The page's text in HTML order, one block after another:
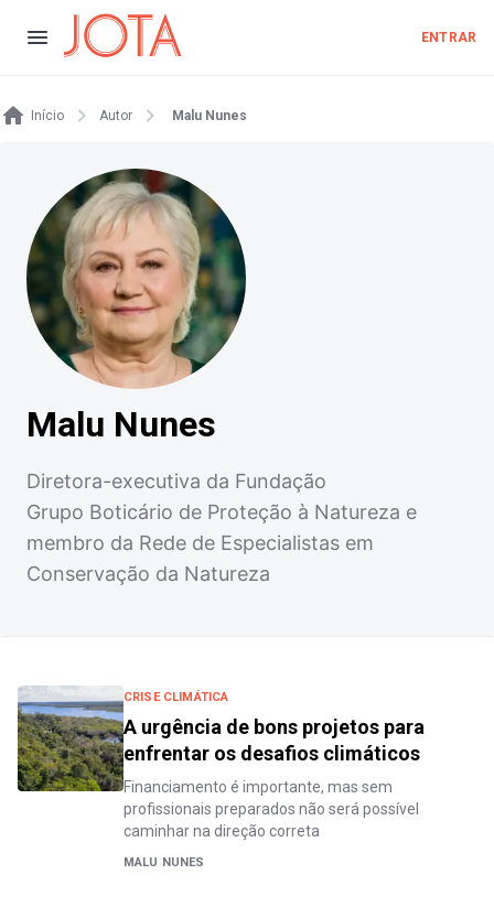
ENTRAR
Início Autor Malu Nunes
Malu Nunes
Diretora-executiva da Fundação
Grupo Boticário de Proteção à Natureza e
membro da Rede de Especialistas em
Conservação da Natureza
CRISE CLIMÁTICA
A urgência de bons projetos para
enfrentar os desafios climáticos
Financiamento é importante, mas sem
profissionais preparados não será possível
caminhar na direção correta
MALU NUNES